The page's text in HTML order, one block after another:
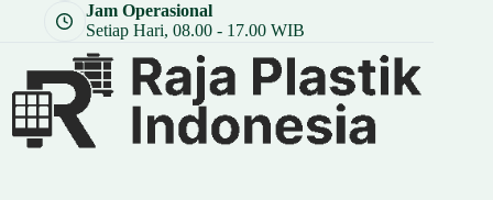
Jam Operasional
Setiap Hari, 08.00 - 17.00 WIB